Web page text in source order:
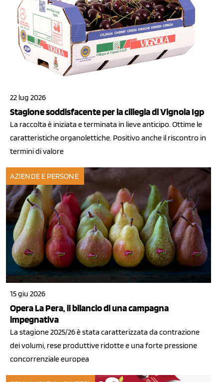
22 lug 2026
Stagione soddisfacente per la ciliegia di Vignola Igp
La raccolta è iniziata e terminata in lieve anticipo. Ottime le
caratteristiche organolettiche. Positivo anche il riscontro in
termini di valore
AZIENDE E PERSONE
15 giu 2026
Opera La Pera, il bilancio di una campagna
impegnativa
La stagione 2025/26 è stata caratterizzata da contrazione
dei volumi, rese produttive ridotte e una forte pressione
concorrenziale europea